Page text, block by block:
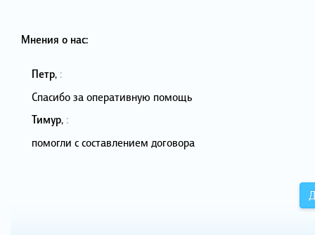
Мнения о нас:
Петр, :
Спасибо за оперативную помощь
Тимур, :
помогли с составлением договора